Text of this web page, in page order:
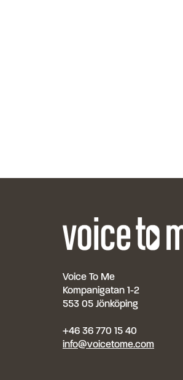
Voice To Me
Kompanigatan 1-2
553 05 Jönköping
+46 36 770 15 40
info@voicetome.com